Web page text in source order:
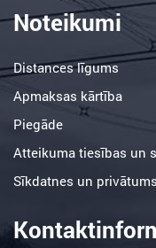
Noteikumi
Distances līgums
Apmaksas kārtība
Piegāde
Atteikuma tiesības un
Sīkdatnes un privātums